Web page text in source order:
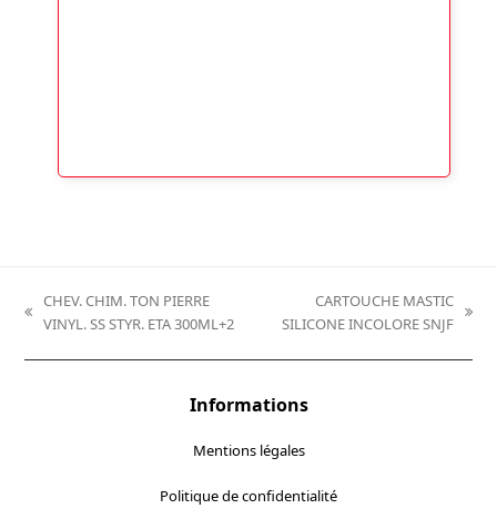
previous
CHEV. CHIM. TON PIERRE
VINYL. SS STYR. ETA 300ML+2
next
CARTOUCHE MASTIC
SILICONE INCOLORE SNJF
Informations
Mentions légales
Politique de confidentialité